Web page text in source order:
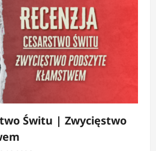
Świtu | Zwycięstwo